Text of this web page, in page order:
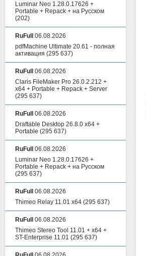
Luminar Neo 1.28.0.17626 +
Portable + Repack + на Русском
(202)
RuFull
06.08.2026
pdfMachine Ultimate 20.61 - полная
активация (295 637)
RuFull
06.08.2026
Claris FileMaker Pro 26.0.2.212 +
x64 + Portable + Repack + Server
(295 637)
RuFull
06.08.2026
Draftable Desktop 26.8.0 x64 +
Portable (295 637)
RuFull
06.08.2026
Luminar Neo 1.28.0.17626 +
Portable + Repack + на Русском
(295 637)
RuFull
06.08.2026
Thimeo Relay 11.01 x64 (295 637)
RuFull
06.08.2026
Thimeo Stereo Tool 11.01 + x64 +
ST-Enterprise 11.01 (295 637)